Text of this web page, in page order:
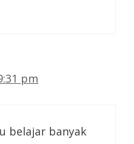
pm
belajar banyak